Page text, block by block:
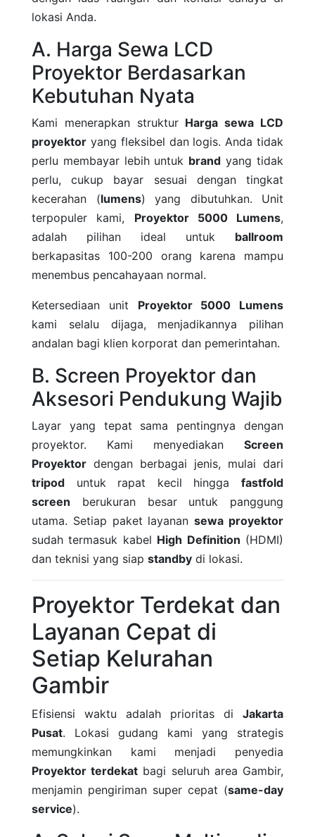
lokasi Anda.
A. Harga Sewa LCD
Proyektor Berdasarkan
Kebutuhan Nyata
Kami menerapkan struktur Harga sewa LCD
proyektor yang fleksibel dan logis. Anda tidak
perlu membayar lebih untuk brand yang tidak
perlu, cukup bayar sesuai dengan tingkat
kecerahan (lumens) yang dibutuhkan. Unit
terpopuler kami, Proyektor 5000 Lumens,
adalah pilihan ideal untuk ballroom
berkapasitas 100-200 orang karena mampu
menembus pencahayaan normal.
Ketersediaan unit Proyektor 5000 Lumens
kami selalu dijaga, menjadikannya pilihan
andalan bagi klien korporat dan pemerintahan.
B. Screen Proyektor dan
Aksesori Pendukung Wajib
Layar yang tepat sama pentingnya dengan
proyektor. Kami menyediakan Screen
Proyektor dengan berbagai jenis, mulai dari
tripod untuk rapat kecil hingga fastfold
screen berukuran besar untuk panggung
utama. Setiap paket layanansewa proyektor
sudah termasuk kabel High Definition (HDMI)
dan teknisi yang siap standby di lokasi.
Proyektor Terdekat dan
Layanan Cepat di
Setiap Kelurahan
Gambir
Efisiensi waktu adalah prioritas di Jakarta
Pusat. Lokasi gudang kami yang strategis
memungkinkan kami menjadi penyedia
Proyektor terdekat bagi seluruh area Gambir,
menjamin pengiriman super cepat (same-day
service).